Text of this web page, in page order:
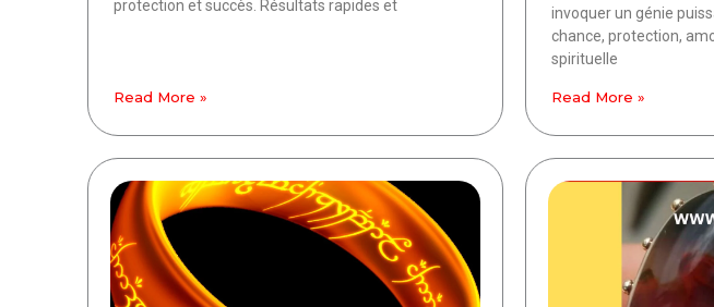
protection et succès. Résultats rapides et
Read More »
invoquer un génie
chance, protection,
spirituelle
Read More »